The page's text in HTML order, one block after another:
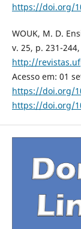
https://doi.org/
WOUK, M. D.
v. 25, p. 231-
http://
Acesso em: 01
https://doi.org/
https://doi.org/